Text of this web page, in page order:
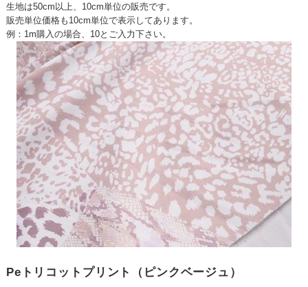
生地は50cm以上、10cm単位の販売です。
販売単位価格も10cm単位で表示してあります。
例：1m購入の場合、10とご入力下さい。
Peトリコットプリント（ピンクベージュ）